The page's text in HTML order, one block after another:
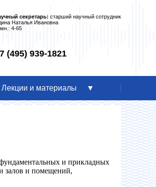
секретарь: старший научный сотрудник
Наталья Ивановна
4-65
(495) 939-1821
Лекции и материалы
и прикладных
залов и помещений,